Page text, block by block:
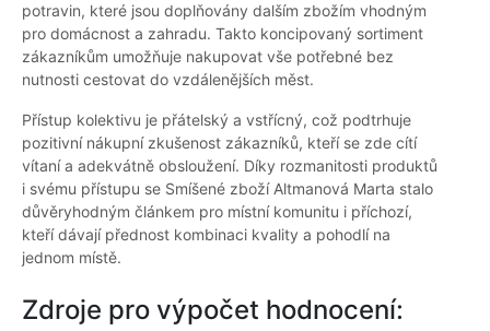
potravin, které jsou doplňovány dalším zbožím vhodným
pro domácnost a zahradu. Takto koncipovaný sortiment
zákazníkům umožňuje nakupovat vše potřebné bez
nutnosti cestovat do vzdálenějších měst.
Přístup kolektivu je přátelský a vstřícný, což podtrhuje
pozitivní nákupní zkušenost zákazníků, kteří se zde cítí
vítaní a adekvátně obsloužení. Díky rozmanitosti produktů
i svému přístupu se Smíšené zboží Altmanová Marta stalo
důvěryhodným článkem pro místní komunitu i příchozí,
kteří dávají přednost kombinaci kvality a pohodlí na
jednom místě.
Zdroje pro výpočet hodnocení: